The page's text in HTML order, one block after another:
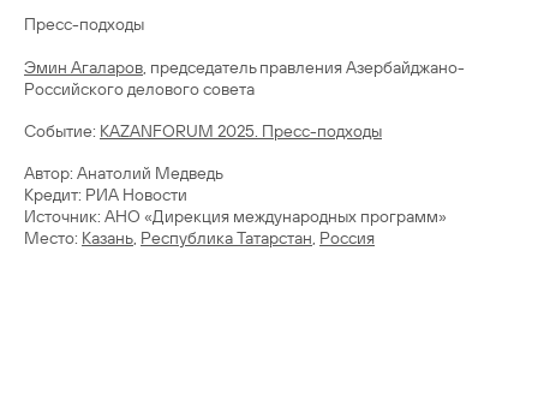
Пресс-подходы
Эмин Агаларов, председатель правления Азербайджано-
Cобытие: KAZANFORUM 2025. Пресс-подходы
Автор: Анатолий Медведь
Кредит: РИА Новости
Источник: АНО «Дирекция международных программ»
Место: Казань, Республика Татарстан, Россия